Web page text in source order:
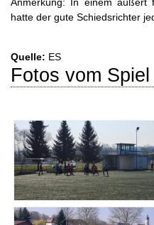
hatte der gute Schiedsrichter
Quelle: ES
Fotos vom Spiel